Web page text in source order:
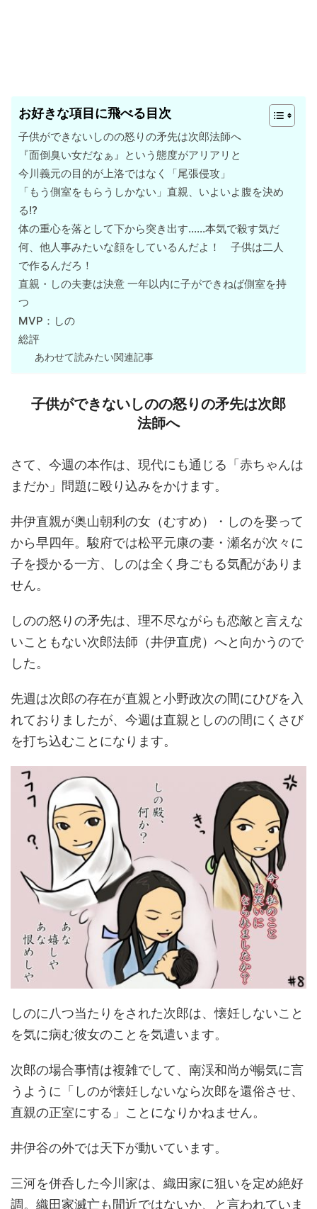
お好きな項目に飛べる目次
子供ができないしのの怒りの矛先は次郎法師へ
『面倒臭い女だなぁ』という態度がアリアリと
今川義元の目的が上洛ではなく「尾張侵攻」
「もう側室をもらうしかない」直親、いよいよ腹を決め
る!?
体の重心を落として下から突き出す……本気で殺す気だ
何、他人事みたいな顔をしているんだよ！ 子供は二人
で作るんだろ！
直親・しの夫妻は決意 一年以内に子ができねば側室を持
つ
MVP：しの
総評
あわせて読みたい関連記事
子供ができないしのの怒りの矛先は次郎
法師へ
さて、今週の本作は、現代にも通じる「赤ちゃんは
まだか」問題に殴り込みをかけます。
井伊直親が奥山朝利の女（むすめ）・しのを娶って
から早四年。駿府では松平元康の妻・瀬名が次々に
子を授かる一方、しのは全く身ごもる気配がありま
せん。
しのの怒りの矛先は、理不尽ながらも恋敵と言えな
いこともない次郎法師（井伊直虎）へと向かうので
した。
先週は次郎の存在が直親と小野政次の間にひびを入
れておりましたが、今週は直親としのの間にくさび
を打ち込むことになります。
しのに八つ当たりをされた次郎は、懐妊しないこと
を気に病む彼女のことを気遣います。
次郎の場合事情は複雑でして、南渓和尚が暢気に言
うように「しのが懐妊しないなら次郎を還俗させ、
直親の正室にする」ことになりかねません。
井伊谷の外では天下が動いています。
三河を併呑した今川家は、織田家に狙いを定め絶好
調。織田家滅亡も間近ではないか、と言われていま